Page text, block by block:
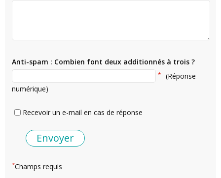
Anti-spam : Combien font deux additionnés à trois ?
*
(Réponse
numérique)
Recevoir un e-mail en cas de réponse
*Champs requis